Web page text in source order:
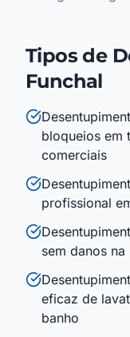
Tipos de
Funchal
bloqueios em
comerciais
profissional
sem danos
eficaz de
banho